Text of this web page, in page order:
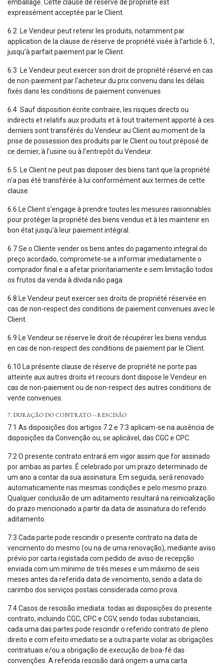
emballage. Cette clause de réserve de propriété est
expressément acceptée par le Client.
6.2 Le Vendeur peut retenir les produits, notamment par
application de la clause de réserve de propriété visée à l’article 6.1,
jusqu’à parfait paiement par le Client.
6.3 Le Vendeur peut exercer son droit de propriété réservé en cas
de non-paiement par l'acheteur du prix convenu dans les délais
fixés dans les conditions de paiement convenues.
6.4 Sauf disposition écrite contraire, les risques directs ou
indirects et relatifs aux produits et à tout traitement apporté à ces
derniers sont transférés du Vendeur au Client au moment de la
prise de possession des produits par le Client ou tout préposé de
ce dernier, à l’usine ou à l’entrepôt du Vendeur.
6.5. Le Client ne peut pas disposer des biens tant que la propriété
n'a pas été transférée à lui conformément aux termes de cette
clause.
6.6 Le Client s'engage à prendre toutes les mesures raisonnables
pour protéger la propriété des biens vendus et à les maintenir en
bon état jusqu'à leur paiement intégral.
6.7 Se o Cliente vender os bens antes do pagamento integral do
preço acordado, compromete-se a informar imediatamente o
comprador final e a afetar prioritariamente e sem limitação todos
os frutos da venda à dívida não paga.
6.8 Le Vendeur peut exercer ses droits de propriété réservée en
cas de non-respect des conditions de paiement convenues avec le
Client.
6.9 Le Vendeur se réserve le droit de récupérer les biens vendus
en cas de non-respect des conditions de paiement par le Client.
6.10 La présente clause de réserve de propriété ne porte pas
atteinte aux autres droits et recours dont dispose le Vendeur en
cas de non-paiement ou de non-respect des autres conditions de
vente convenues.
7. DURAÇÃO DO CONTRATO – RESCISÃO
7.1 As disposições dos artigos 7.2 e 7.3 aplicam-se na ausência de
disposições da Convenção ou, se aplicável, das CGC e CPC.
7.2 O presente contrato entrará em vigor assim que for assinado
por ambas as partes. É celebrado por um prazo determinado de
um ano a contar da sua assinatura. Em seguida, será renovado
automaticamente nas mesmas condições e pelo mesmo prazo.
Qualquer conclusão de um aditamento resultará na reinicialização
do prazo mencionado a partir da data de assinatura do referido
aditamento.
7.3 Cada parte pode rescindir o presente contrato na data de
vencimento do mesmo (ou na de uma renovação), mediante aviso
prévio por carta registada com pedido de aviso de recepção
enviada com um mínimo de três meses e um máximo de seis
meses antes da referida data de vencimento, sendo a data do
carimbo dos serviços postais considerada como prova.
7.4 Casos de rescisão imediata: todas as disposições do presente
contrato, incluindo CGC, CPC e CGV, sendo todas substanciais,
cada uma das partes pode rescindir o referido contrato de pleno
direito e com efeito imediato se a outra parte violar as obrigações
contratuais e/ou a obrigação de execução de boa-fé das
convenções. A referida rescisão dará origem a uma carta